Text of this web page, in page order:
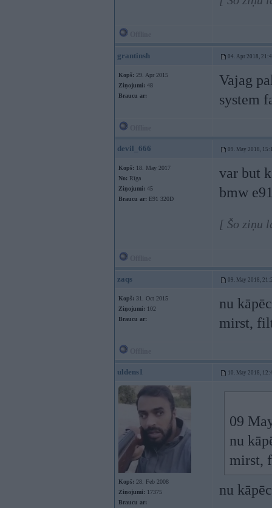
grantinsh 04. Apr 2018,
Kopš: 29. Apr 2015
Ziņojumi: 48
Braucu ar:
Vajag
system
devil_666 09. May 2018,
Kopš: 18. May 2017
No: Rīga
Ziņojumi: 45
Braucu ar: E91 320D
var but
bmw
[ Šo ziņu
zaqs 09. May 2018,
Kopš: 31. Oct 2015
Ziņojumi: 102
Braucu ar:
nu
mirst,
uldens1 10. May 2018,
Kopš: 28. Feb 2008
Ziņojumi: 17375
Braucu ar:
09
nu
mirst,
nu